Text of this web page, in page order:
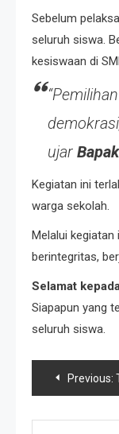
Sebelum
seluruh siswa.
kesiswaan di
ujar
Kegiatan ini
warga sekolah.
Melalui kegiatan
berintegritas,
Selamat
Siapapun yang
seluruh siswa.
Previous: